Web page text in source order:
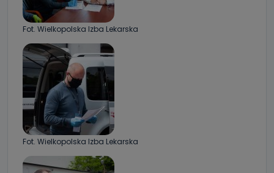
Fot. Wielkopolska Izba Lekarska
Fot. Wielkopolska Izba Lekarska